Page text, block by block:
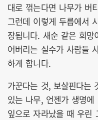
대로 꺾는다면 나무가 버
그런데 이렇게 두릅에서
장됩니다. 새순 같은 희
어버리는 실수가 사람들
하게 합니다.
가꾼다는 것, 보살핀다는
있는 나무, 언젠가 생명
잎으로 자라났을 때 우